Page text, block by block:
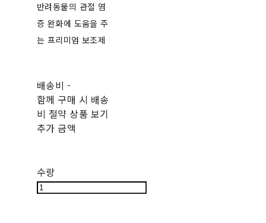
반려동물의 관절 염
증 완화에 도움을 주
는 프리미엄 보조제
배송비 -
함께 구매 시 배송
비 절약 상품 보기
추가 금액
수량